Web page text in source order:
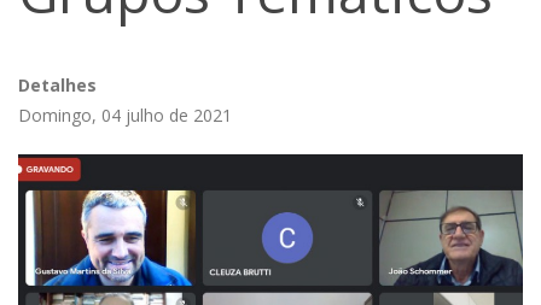
Detalhes
Domingo, 04 julho de 2021